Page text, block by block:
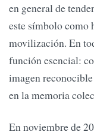
en general de
este símbolo como
movilización. En
función esencial:
imagen
en la memoria
En noviembre de